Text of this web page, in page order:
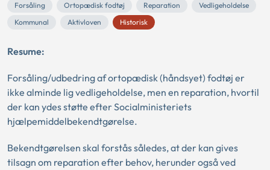
Forsåling Ortopædisk fodtøj Reparation
Vedligeholdelse
Kommunal
Aktivloven Historisk
Resume:
Forsåling/udbedring af ortopædisk (håndsyet) fodtøj er
ikke alminde lig vedligeholdelse, men en reparation, hvortil
der kan ydes støtte efter Socialministeriets
hjælpemiddelbekendtgørelse.
Bekendtgørelsen skal forstås således, at der kan gives
tilsagn om reparation efter behov, herunder også ved